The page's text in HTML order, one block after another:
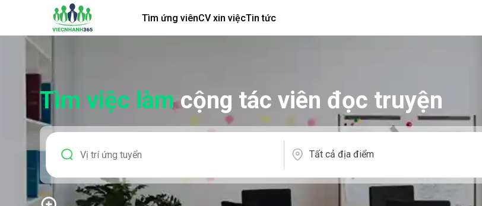
Tìm ứng viênCV xin việcTin tức
Tìm việc làmcộng tác viên đọc truyện
Tất cả địa điểm